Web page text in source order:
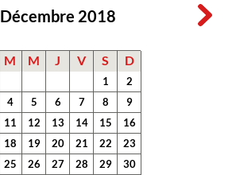
Décembre 2018
M M J V S D
1
2
4 5 6 7 8
9
11 12 13 14 15
16
18 19 20 21 22
23
25 26 27 28 29
30